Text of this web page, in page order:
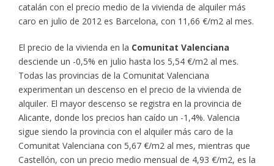
catalán con el precio medio de la vivienda de alquiler más
caro en julio de 2012 es Barcelona, con 11,66 €/m2 al mes.
El precio de la vivienda en la Comunitat Valenciana
desciende un -0,5% en julio hasta los 5,54 €/m2 al mes.
Todas las provincias de la Comunitat Valenciana
experimentan un descenso en el precio de la vivienda de
alquiler. El mayor descenso se registra en la provincia de
Alicante, donde los precios han caído un -1,4%. Valencia
sigue siendo la provincia con el alquiler más caro de la
Comunitat Valenciana con 5,67 €/m2 al mes, mientras que
Castellón, con un precio medio mensual de 4,93 €/m2, es la